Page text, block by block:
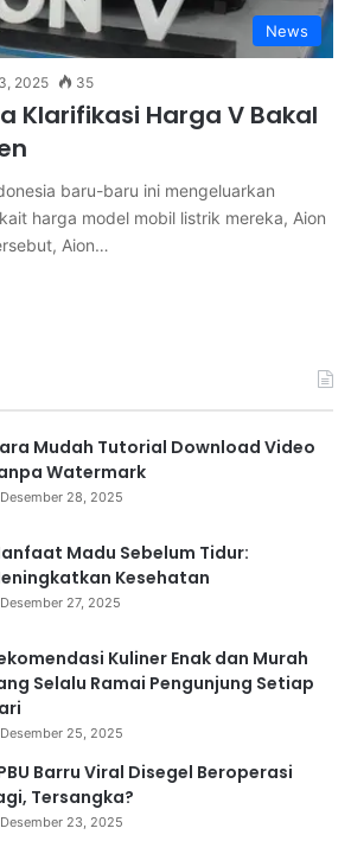
News
2025 35
Klarifikasi Harga V Bakal
baru-baru ini mengeluarkan
harga model mobil listrik mereka, Aion
Aion…
Mudah Tutorial Download Video
Watermark
Desember 28, 2025
Madu Sebelum Tidur:
Kesehatan
Desember 27, 2025
Kuliner Enak dan Murah
Selalu Ramai Pengunjung Setiap
Desember 25, 2025
Barru Viral Disegel Beroperasi
Tersangka?
Desember 23, 2025